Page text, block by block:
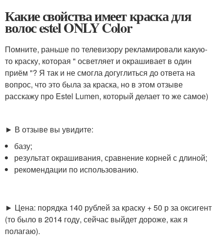
Какие свойства имеет краска для
волос estel ONLY Color
Помните, раньше по телевизору рекламировали какую-
то краску, которая " осветляет и окрашивает в один
приём "? Я так и не смогла догуглиться до ответа на
вопрос, что это была за краска, но в этом отзыве
расскажу про Estel Lumen, который делает то же самое)
► В отзыве вы увидите:
базу;
результат окрашивания, сравнение корней с длиной;
рекомендации по использованию.
► Цена: порядка 140 рублей за краску + 50 р за оксигент
(то было в 2014 году, сейчас выйдет дороже, как я
полагаю).